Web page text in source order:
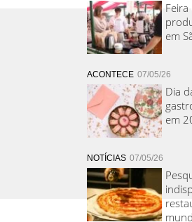
em
ACONTECE 07/05/26
Dia
em
NOTÍCIAS 07/05/26